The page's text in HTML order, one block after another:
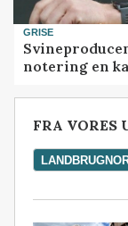
GRISE
notering en
FRA VORES